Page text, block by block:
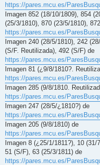
https://pares.mcu.es/
Imagen 852 (18/10/1809), 854
(25/3/1810), 870 (23/5/1810),
https://pares.mcu.es/
Imagen 240 (28/5/1810), 242
(S/F. Reutilizada), 492 (S/F) de
https://pares.mcu.es/
Imagen 81 (¿9/8/1810?.
https://pares.mcu.es/
Imagen 285 (9/8/1810.
https://pares.mcu.es/
Imagen 247 (28/5/¿1810?) de
https://pares.mcu.es/
Imagen 205 (9/8/1810) de
https://pares.mcu.es/
Imagen 8 (¿25/1/1811?), 10 (31/
51 (S/F), 63 (25/3/1811) de
https://pares.mcu.es/